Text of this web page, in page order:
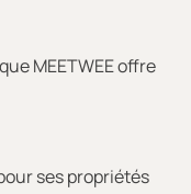
MEETWEE offre
ses propriétés